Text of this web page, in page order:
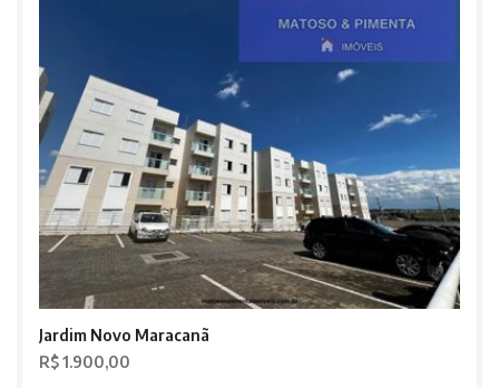
Jardim Novo Maracanã
R$ 1.900,00